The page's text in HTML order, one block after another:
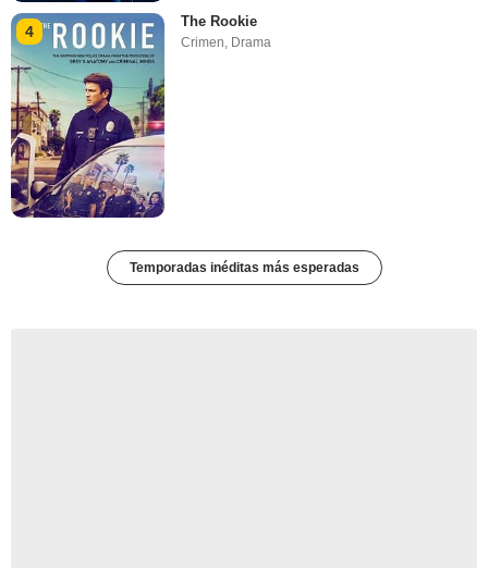
4
The Rookie
Crimen, Drama
Temporadas inéditas más esperadas